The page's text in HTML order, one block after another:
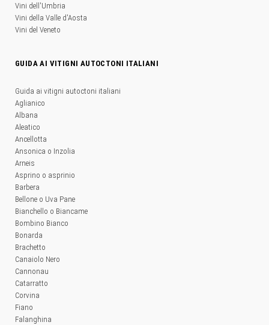
Vini dell'Umbria
Vini della Valle d'Aosta
Vini del Veneto
GUIDA AI VITIGNI AUTOCTONI ITALIANI
Guida ai vitigni autoctoni italiani
Aglianico
Albana
Aleatico
Ancellotta
Ansonica o Inzolia
Arneis
Asprino o asprinio
Barbera
Bellone o Uva Pane
Bianchello o Biancame
Bombino Bianco
Bonarda
Brachetto
Canaiolo Nero
Cannonau
Catarratto
Corvina
Fiano
Falanghina